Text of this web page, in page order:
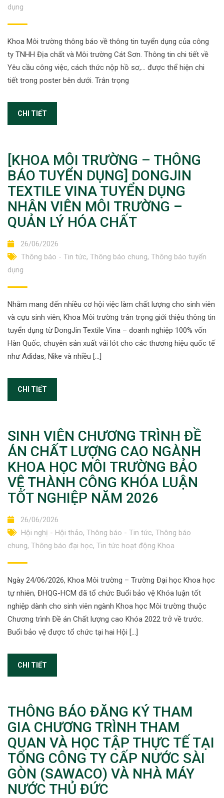
dụng
Khoa Môi trường thông báo về thông tin tuyển dụng của công
ty TNHH Địa chất và Môi trường Cát Sơn. Thông tin chi tiết về
Yêu cầu công việc, cách thức nộp hồ sơ,… được thể hiện chi
tiết trong poster bên dưới. Trân trọng
CHI TIẾT
[KHOA MÔI TRƯỜNG – THÔNG
BÁO TUYỂN DỤNG] DONGJIN
TEXTILE VINA TUYỂN DỤNG
NHÂN VIÊN MÔI TRƯỜNG –
QUẢN LÝ HÓA CHẤT
26/06/2026
Thông báo - Tin tức, Thông báo chung, Thông báo tuyển
dụng
Nhằm mang đến nhiều cơ hội việc làm chất lượng cho sinh viên
và cựu sinh viên, Khoa Môi trường trân trọng giới thiệu thông tin
tuyển dụng từ DongJin Textile Vina – doanh nghiệp 100% vốn
Hàn Quốc, chuyên sản xuất vải lót cho các thương hiệu quốc tế
như Adidas, Nike và nhiều […]
CHI TIẾT
SINH VIÊN CHƯƠNG TRÌNH ĐỀ
ÁN CHẤT LƯỢNG CAO NGÀNH
KHOA HỌC MÔI TRƯỜNG BẢO
VỆ THÀNH CÔNG KHÓA LUẬN
TỐT NGHIỆP NĂM 2026
26/06/2026
Hội nghị - Hội thảo, Thông báo - Tin tức, Thông báo
chung, Thông báo đại học, Tin tức hoạt động Khoa
Ngày 24/06/2026, Khoa Môi trường – Trường Đại học Khoa học
tự nhiên, ĐHQG-HCM đã tổ chức Buổi bảo vệ Khóa luận tốt
nghiệp dành cho sinh viên ngành Khoa học Môi trường thuộc
Chương trình Đề án Chất lượng cao Khóa 2022 trở về trước.
Buổi bảo vệ được tổ chức tại hai Hội […]
CHI TIẾT
THÔNG BÁO ĐĂNG KÝ THAM
GIA CHƯƠNG TRÌNH THAM
QUAN VÀ HỌC TẬP THỰC TẾ TẠI
TỔNG CÔNG TY CẤP NƯỚC SÀI
GÒN (SAWACO) VÀ NHÀ MÁY
NƯỚC THỦ ĐỨC